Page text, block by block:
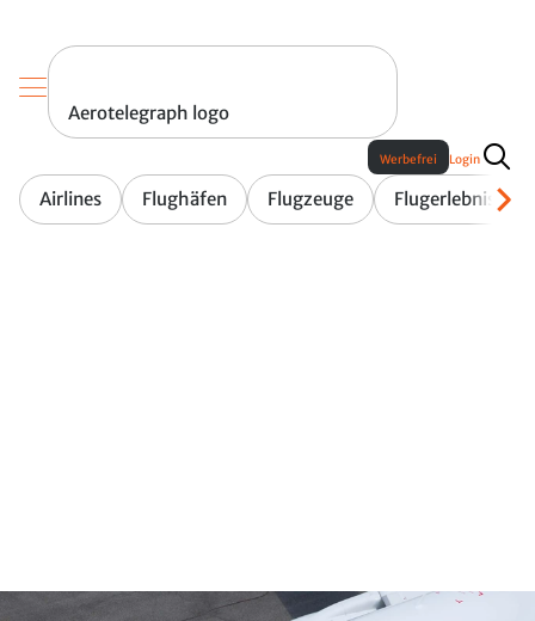
Aerotelegraph logo
Airlines Flughäfen Flugzeuge Flugerlebnis
Werbefrei Login